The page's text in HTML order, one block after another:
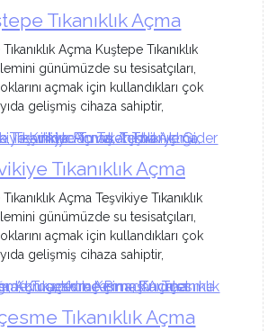
Tıkanıklık Açma
Açma Kuştepe Tıkanıklık
günümüzde su tesisatçıları,
açmak için kullandıkları çok
gelişmiş cihaza sahiptir,
Tıkanıklık Açma
Açma Teşvikiye Tıkanıklık
günümüzde su tesisatçıları,
açmak için kullandıkları çok
gelişmiş cihaza sahiptir,
Tıkanıklık Açma